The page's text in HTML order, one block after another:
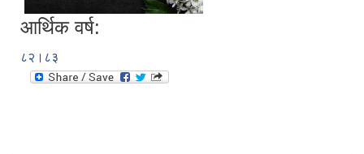
आर्थिक वर्ष:
८२।८३